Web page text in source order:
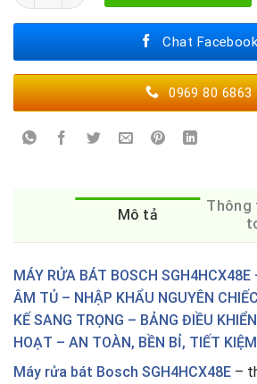
Chat Facebook
0969 80 6863
Mô tả
Thông
MÁY RỬA BÁT BOSCH
ÂM TỦ – NHẬP KHẨU NGUYÊN
KẾ SANG TRỌNG – BẢNG ĐIỀU
HOẠT – AN TOÀN, BỀN BỈ, TIẾT
Máy rửa bát Bosch SGH4HCX48E –